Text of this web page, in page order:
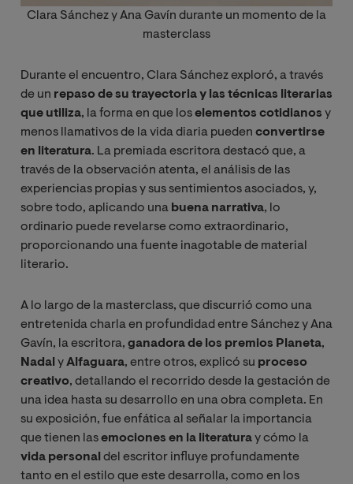
Clara Sánchez y Ana Gavín durante un momento de la
masterclass
Durante el encuentro, Clara Sánchez exploró, a través
de un repaso de su trayectoria y las técnicas literarias
que utiliza, la forma en que loselementos cotidianos y
menos llamativos de la vida diaria pueden convertirse
en literatura. La premiada escritora destacó que, a
través de la observación atenta, el análisis de las
experiencias propias y sus sentimientos asociados, y,
sobre todo, aplicando una buena narrativa, lo
ordinario puede revelarse como extraordinario,
proporcionando una fuente inagotable de material
literario.
A lo largo de la masterclass, que discurrió como una
entretenida charla en profundidad entre Sánchez y Ana
Gavín, la escritora, ganadora de los premios Planeta,
Nadal yAlfaguara, entre otros, explicó su proceso
creativo, detallando el recorrido desde la gestación de
una idea hasta su desarrollo en una obra completa. En
su exposición, fue enfática al señalar la importancia
que tienen lasemociones en la literaturay cómo la
vida personal del escritor influye profundamente
tanto en el estilo que este desarrolla, como en los